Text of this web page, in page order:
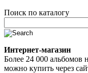
Поиск по каталогу
Интернет-магазин
Более 24 000 альбомов
можно купить через